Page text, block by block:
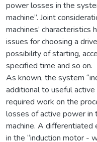
power losses in the
machine”. Joint
machines’
issues for choosing a
possibility of starting,
specified time and so on.
As known, the system
additional to useful
required work on the
losses of active power in
machine. A
in the “induction motor -